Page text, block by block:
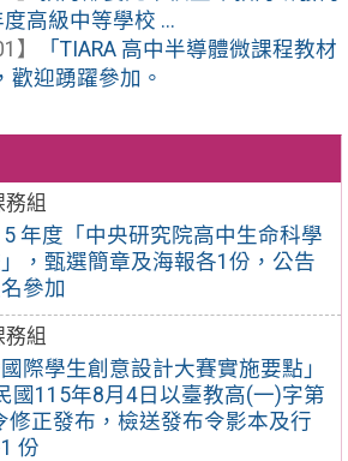
組
年度「中央研究院高中生命科學
，甄選簡章及海報各1份，公告
參加
組
際學生創意設計大賽實施要點」
國115年8月4日以臺教高(一)字第
修正發布，檢送發布令影本及行
份
高級中等學校 ...
】
「TIARA 高中半導體微課程教材
歡迎踴躍參加。